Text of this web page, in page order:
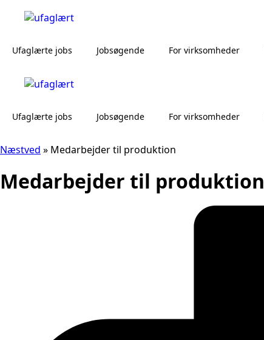
Ufaglærte jobs Jobsøgende For virksomheder
Ufaglærte jobs Jobsøgende For virksomheder
Næstved » Medarbejder til produktion
Medarbejder til produktion